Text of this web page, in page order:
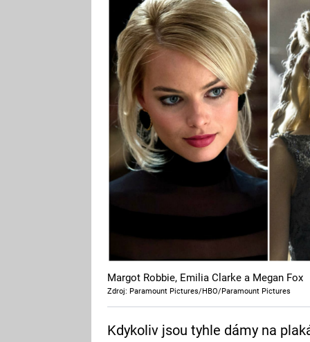
Margot Robbie, Emilia Clarke a Megan Fox
Zdroj: Paramount Pictures/HBO/Paramount Pictures
Kdykoliv jsou tyhle dámy na